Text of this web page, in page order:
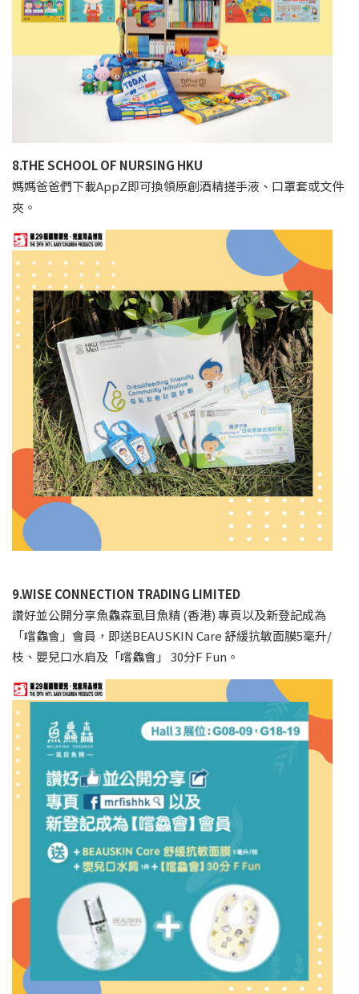
8.THE SCHOOL OF NURSING HKU
媽媽爸爸們下載AppZ即可換領原創酒精搓手液、口罩套或文件
夾。
9.WISE CONNECTION TRADING LIMITED
讚好並公開分享魚鱻森虱目魚精 (香港) 專頁以及新登記成為
「嚐鱻會」會員，即送BEAUSKIN Care 舒緩抗敏面膜5毫升/
枝、嬰兒口水肩及「嚐鱻會」 30分F Fun。